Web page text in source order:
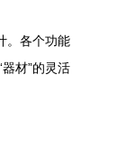
。各个功能
材”的灵活